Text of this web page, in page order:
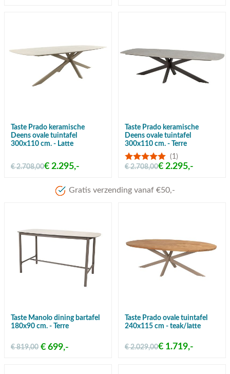
Taste Prado keramische
Deens ovale tuintafel
300x110 cm. - Latte
€ 2.708,00€ 2.295,-
Taste Prado keramische
Deens ovale tuintafel
300x110 cm. - Terre
(1)
€ 2.708,00€ 2.295,-
Gratis verzending vanaf €50,-
Taste Manolo dining bartafel
180x90 cm. - Terre
€ 699,-
€ 819,00
Taste Prado ovale tuintafel
240x115 cm - teak/latte
€ 2.029,00€ 1.719,-